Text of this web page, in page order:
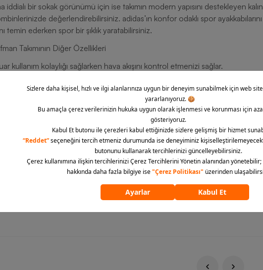
bir sokak görünümü için ise takımın modern yapısını destekleyen kalın
değerlendirebilirsiniz. adidas’ın konfor odaklı spor ayakkabılarını
temin ederken spor bir şıklık yaratabilirsiniz.
Takımının Diğer Özellikleri
kullanım kolaylığı sağlarken hava akışını kontrol etmenizi sağlar.
vurgular.
dengeli bir duruş yaratır. Ne çok dar ne de bol olmayan kesim
kullanıcıların kendini rahat hissetmelerini mümkün kılar.
telefon, anahtar gibi küçük eşyaların taşınmasını kolaylaştırır.
katmanlı giyime de müsaade eder.
adidas, hazırladığı eşofman takımı modelleri ile pek çok avantajı bir arada
adidas M 3S Stadium Ts Erkek Eşofman Takımı, özgün stili, konfor
Dayanıklı dokuma yapısıyla uzun ömürlü kullanım vadeden modeli
güvenli alışveriş imkânıyla siparişinizi hemen oluşturabilirsiniz.